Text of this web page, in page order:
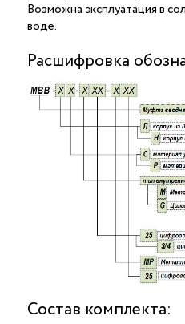
Возможна эксплуатация в
воде.
Расшифровка
Состав комплекта: